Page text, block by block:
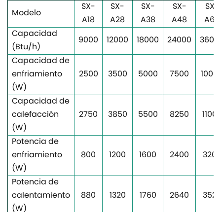
Modelo
SX-
A18
SX-
A28
SX-
A38
SX-
A48
SX-
A68
Capacidad
(Btu/h)
9000 12000 18000 24000
Capacidad de
enfriamiento
(W)
2500 3500 5000 7500
Capacidad de
calefacción
(W)
2750 3850 5500 8250
Potencia de
enfriamiento
(W)
800 1200 1600 2400 3200
Potencia de
calentamiento
(W)
880 1320 1760 2640 3520